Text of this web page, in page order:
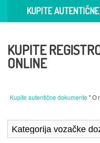
KUPITE AUTENTIČNE
KUPITE
ONLINE
Kupite autentične dokumente" O